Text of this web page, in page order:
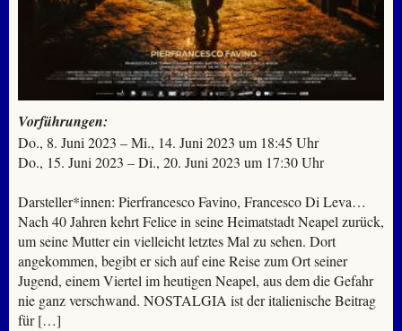
Vorführungen:
Do., 8. Juni 2023 – Mi., 14. Juni 2023 um 18:45 Uhr
Do., 15. Juni 2023 – Di., 20. Juni 2023 um 17:30 Uhr
Darsteller*innen: Pierfrancesco Favino, Francesco Di Leva…
Nach 40 Jahren kehrt Felice in seine Heimatstadt Neapel zurück,
um seine Mutter ein vielleicht letztes Mal zu sehen. Dort
angekommen, begibt er sich auf eine Reise zum Ort seiner
Jugend, einem Viertel im heutigen Neapel, aus dem die Gefahr
nie ganz verschwand. NOSTALGIA ist der italienische Beitrag
für […]